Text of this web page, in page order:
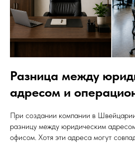
Разница между
адресом и
При создании компании в
разницу между юридическим
офисом. Хотя эти адреса могут